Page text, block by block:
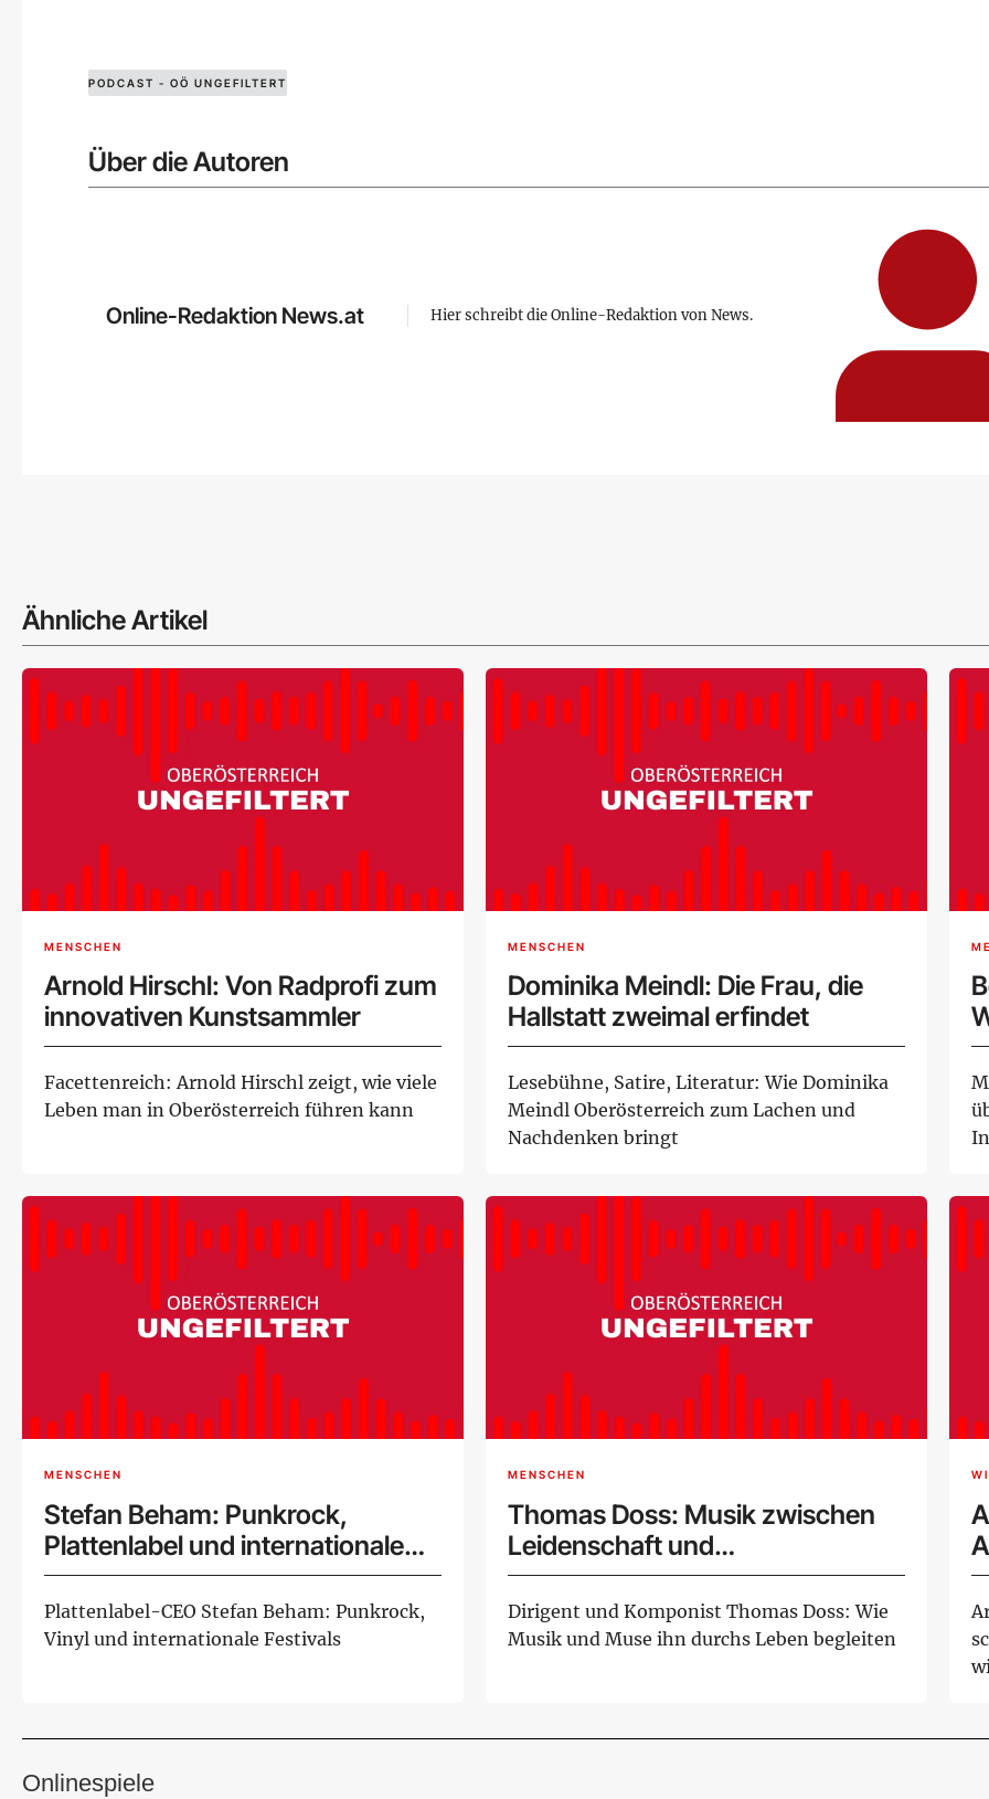
PODCAST - OÖ UNGEFILTERT
Über die Autoren
Online-Redaktion News.at Hier schreibt die Online-Redaktion von News.
Ähnliche Artikel
MENSCHEN
Arnold Hirschl: Von Radprofi zum
innovativen Kunstsammler
Facettenreich: Arnold Hirschl zeigt, wie viele
Leben man in Oberösterreich führen kann
MENSCHEN
Dominika Meindl: Die Frau, die
Hallstatt zweimal erfindet
Lesebühne, Satire, Literatur: Wie Dominika
Meindl Oberösterreich zum Lachen und
Nachdenken bringt
MENSCHEN
Stefan Beham: Punkrock,
Plattenlabel und internationale
Musikszene
Plattenlabel-CEO Stefan Beham: Punkrock,
Vinyl und internationale Festivals
MENSCHEN
Thomas Doss: Musik zwischen
Leidenschaft und
internationalem Erfolg
Dirigent und Komponist Thomas Doss: Wie
Musik und Muse ihn durchs Leben begleiten
Onlinespiele